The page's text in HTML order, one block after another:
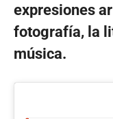
expresiones
fotografía, la
música.